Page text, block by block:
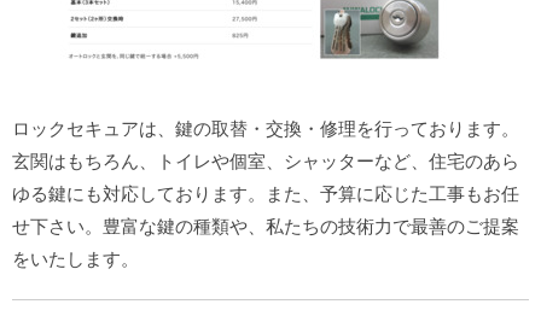
ロックセキュアは、鍵の取替・交換・修理を行っております。
玄関はもちろん、トイレや個室、シャッターなど、住宅のあら
ゆる鍵にも対応しております。また、予算に応じた工事もお任
せ下さい。豊富な鍵の種類や、私たちの技術力で最善のご提案
をいたします。